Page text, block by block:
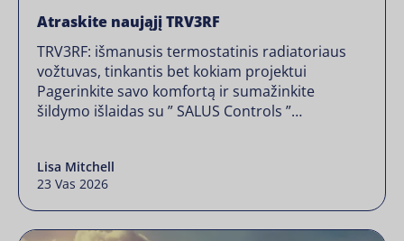
Atraskite naująjį TRV3RF
TRV3RF: išmanusis termostatinis radiatoriaus
vožtuvas, tinkantis bet kokiam projektui
Pagerinkite savo komfortą ir sumažinkite
šildymo išlaidas su ” SALUS Controls ”
aptikimo ir lanksčių planavimo parinkčių jis
reguliuoja kiekvieno kambario temperatūrą
pagal jūsų poreikius ir padeda sutaupyti iki 30 %
šildymo energijos. Naudotojų įžvalgos: Kas […]
Lisa Mitchell
23 Vas 2026